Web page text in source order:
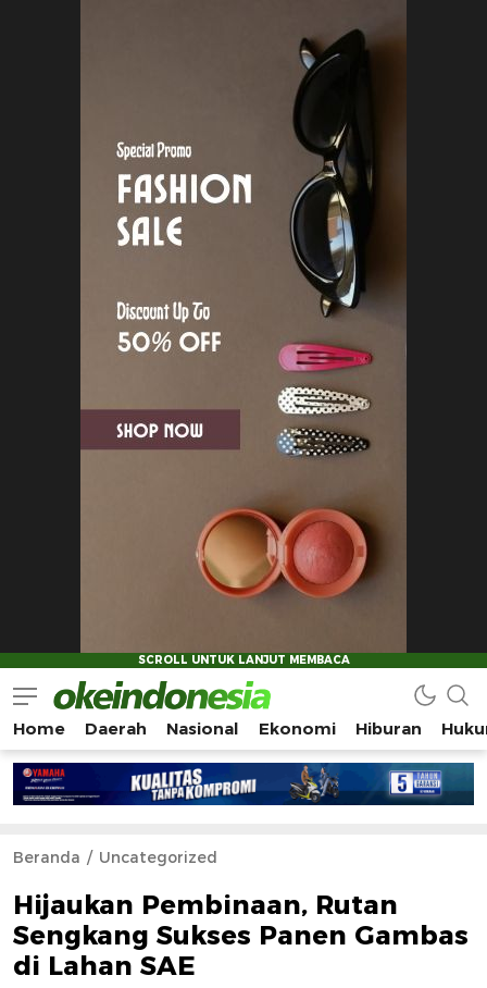
Okeindonesia.Online
Mengonlinekan Indonesia Secara Utuh
Home Daerah Nasional Ekonomi Hiburan
Beranda Uncategorized
Hijaukan Pembinaan, Rutan
Sengkang Sukses Panen Gambas
di Lahan SAE